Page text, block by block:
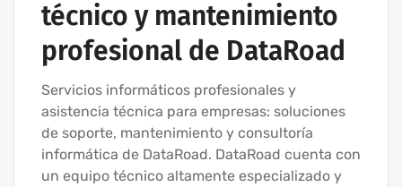
técnico y mantenimiento
profesional de DataRoad
Servicios informáticos profesionales y
asistencia técnica para empresas: soluciones
de soporte, mantenimiento y consultoría
informática de DataRoad. DataRoad cuenta con
un equipo técnico altamente especializado y